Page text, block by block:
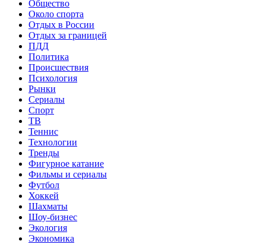
Общество
Около спорта
Отдых в России
Отдых за границей
ПДД
Политика
Происшествия
Психология
Рынки
Сериалы
Спорт
ТВ
Теннис
Технологии
Тренды
Фигурное катание
Фильмы и сериалы
Футбол
Хоккей
Шахматы
Шоу-бизнес
Экология
Экономика